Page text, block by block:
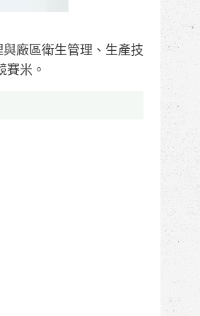
廠區衛生管理、生產技
米。